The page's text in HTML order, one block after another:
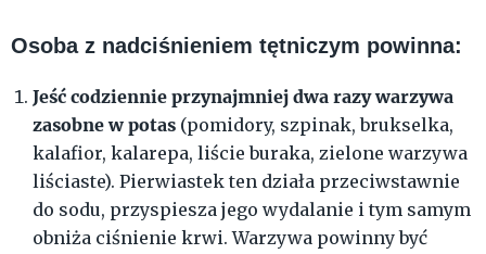
Osoba z nadciśnieniem tętniczym powinna:
Jeść codziennie przynajmniej dwa razy warzywa
zasobne w potas (pomidory, szpinak, brukselka,
kalafior, kalarepa, liście buraka, zielone warzywa
liściaste). Pierwiastek ten działa przeciwstawnie
do sodu, przyspiesza jego wydalanie i tym samym
obniża ciśnienie krwi. Warzywa powinny być